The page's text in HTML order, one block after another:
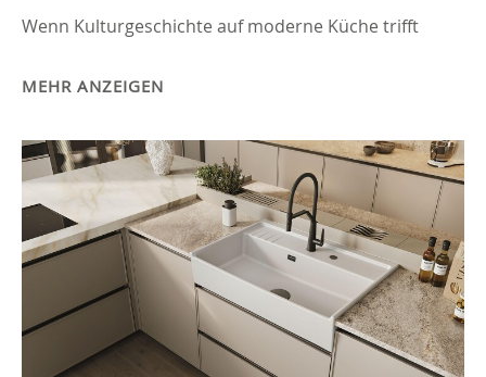
Wenn Kulturgeschichte auf moderne Küche trifft
MEHR ANZEIGEN